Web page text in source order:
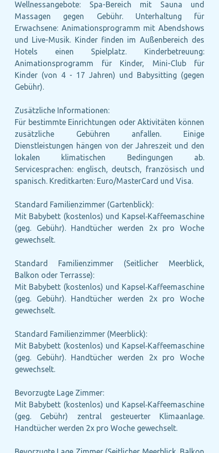
Wellnessangebote: Spa-Bereich mit Sauna und
Massagen gegen Gebühr. Unterhaltung für
Erwachsene: Animationsprogramm mit Abendshows
und Live-Musik. Kinder finden im Außenbereich des
Hotels einen Spielplatz. Kinderbetreuung:
Animationsprogramm für Kinder, Mini-Club für
Kinder (von 4 - 17 Jahren) und Babysitting (gegen
Gebühr).
Zusätzliche Informationen:
Für bestimmte Einrichtungen oder Aktivitäten können
zusätzliche Gebühren anfallen. Einige
Dienstleistungen hängen von der Jahreszeit und den
lokalen klimatischen Bedingungen ab.
Servicesprachen: englisch, deutsch, französisch und
spanisch. Kreditkarten: Euro/MasterCard und Visa.
Standard Familienzimmer (Gartenblick):
Mit Babybett (kostenlos) und Kapsel‑Kaffeemaschine
(geg. Gebühr). Handtücher werden 2x pro Woche
gewechselt.
Standard Familienzimmer (Seitlicher Meerblick,
Balkon oder Terrasse):
Mit Babybett (kostenlos) und Kapsel‑Kaffeemaschine
(geg. Gebühr). Handtücher werden 2x pro Woche
gewechselt.
Standard Familienzimmer (Meerblick):
Mit Babybett (kostenlos) und Kapsel‑Kaffeemaschine
(geg. Gebühr). Handtücher werden 2x pro Woche
gewechselt.
Bevorzugte Lage Zimmer:
Mit Babybett (kostenlos) und Kapsel‑Kaffeemaschine
(geg. Gebühr) zentral gesteuerter Klimaanlage.
Handtücher werden 2x pro Woche gewechselt.